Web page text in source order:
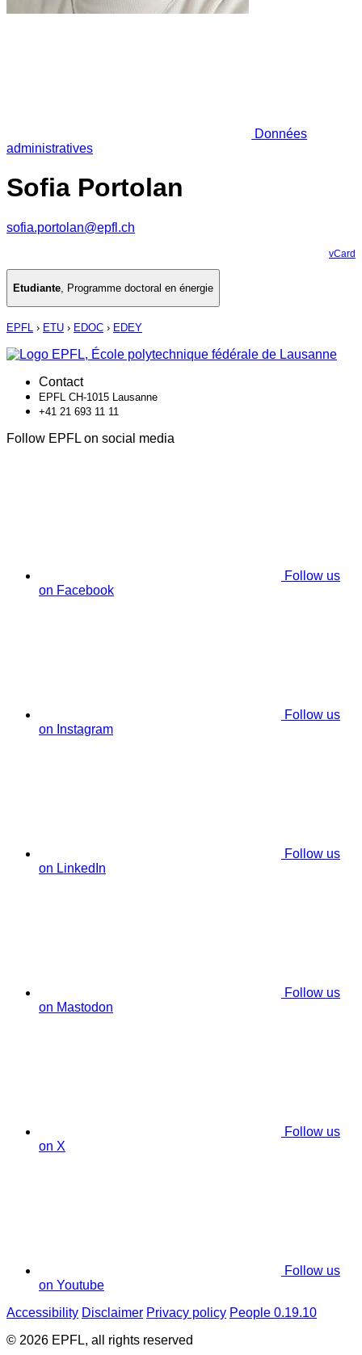
Données
administratives
Sofia Portolan
sofia.portolan@epfl.ch
vCard
Etudiante, Programme doctoral en énergie
EPFL › ETU › EDOC › EDEY
Contact
EPFL CH-1015 Lausanne
+41 21 693 11 11
Follow EPFL on social media
Follow us
on Facebook
Follow us
on Instagram
Follow us
on LinkedIn
Follow us
on Mastodon
Follow us
on X
Follow us
on Youtube
Accessibility Disclaimer Privacy policy People 0.19.10
© 2026 EPFL, all rights reserved